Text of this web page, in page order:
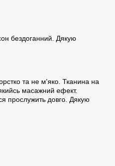
бездоганний. Дякую
та не м'яко. Тканина на
масажний ефект.
прослужить довго. Дякую